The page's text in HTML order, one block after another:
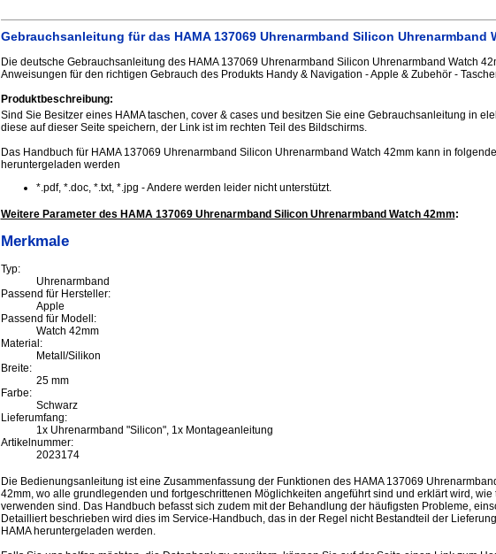
Gebrauchsanleitung für das HAMA 137069 Uhrenarmband Silicon Uhrenarmband
Die deutsche Gebrauchsanleitung des HAMA 137069 Uhrenarmband Silicon Uhrenarmband Watch
Anweisungen für den richtigen Gebrauch des Produkts Handy & Navigation - Apple & Zubehör -
Produktbeschreibung:
Sind Sie Besitzer eines HAMA taschen, cover & cases und besitzen Sie eine Gebrauchsanleitung in
diese auf dieser Seite speichern, der Link ist im rechten Teil des Bildschirms.
Das Handbuch für HAMA 137069 Uhrenarmband Silicon Uhrenarmband Watch 42mm kann in
heruntergeladen werden
*.pdf, *.doc, *.txt, *.jpg - Andere werden leider nicht unterstützt.
Weitere Parameter des HAMA 137069 Uhrenarmband Silicon Uhrenarmband Watch 42mm:
Merkmale
Typ:
Uhrenarmband
Passend für Hersteller:
Apple
Passend für Modell:
Watch 42mm
Material:
Metall/Silikon
Breite:
25 mm
Farbe:
Schwarz
Lieferumfang:
1x Uhrenarmband "Silicon", 1x Montageanleitung
Artikelnummer:
2023174
Die Bedienungsanleitung ist eine Zusammenfassung der Funktionen des HAMA 137069
42mm, wo alle grundlegenden und fortgeschrittenen Möglichkeiten angeführt sind und erklärt wird, wie
verwenden sind. Das Handbuch befasst sich zudem mit der Behandlung der häufigsten Probleme,
Detailliert beschrieben wird dies im Service-Handbuch, das in der Regel nicht Bestandteil der
HAMA heruntergeladen werden.